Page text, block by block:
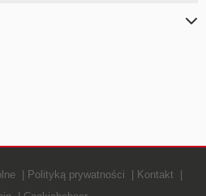
Polityką prywatności
Kontakt